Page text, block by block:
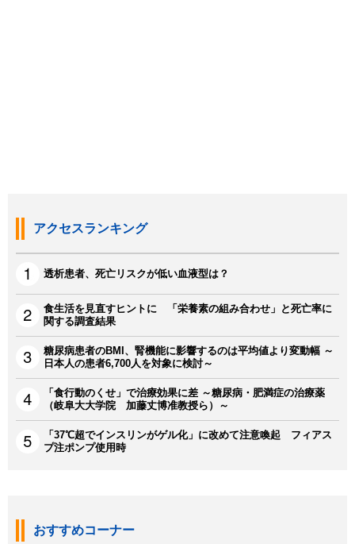
アクセスランキング
透析患者、死亡リスクが低い血液型は？
食生活を見直すヒントに 「栄養素の組み合わせ」と死亡率に
関する調査結果
糖尿病患者のBMI、腎機能に影響するのは平均値より変動幅 ～
日本人の患者6,700人を対象に検討～
「食行動のくせ」で治療効果に差 ～糖尿病・肥満症の治療薬
（岐阜大大学院 加藤丈博准教授ら）～
「37℃超でインスリンがゲル化」に改めて注意喚起 フィアス
プ注ポンプ使用時
おすすめコーナー